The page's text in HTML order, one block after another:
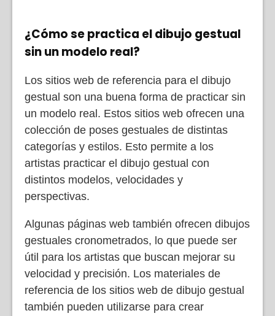
¿Cómo se practica el dibujo gestual
sin un modelo real?
Los sitios web de referencia para el dibujo
gestual son una buena forma de practicar sin
un modelo real. Estos sitios web ofrecen una
colección de poses gestuales de distintas
categorías y estilos. Esto permite a los
artistas practicar el dibujo gestual con
distintos modelos, velocidades y
perspectivas.
Algunas páginas web también ofrecen dibujos
gestuales cronometrados, lo que puede ser
útil para los artistas que buscan mejorar su
velocidad y precisión. Los materiales de
referencia de los sitios web de dibujo gestual
también pueden utilizarse para crear